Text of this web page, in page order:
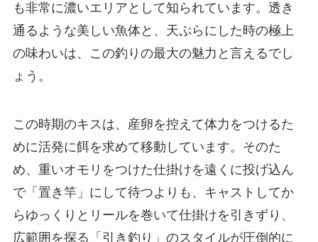
も非常に濃いエリアとして知られています。透き
通るような美しい魚体と、天ぷらにした時の極上
の味わいは、この釣りの最大の魅力と言えるでし
ょう。
この時期のキスは、産卵を控えて体力をつけるた
めに活発に餌を求めて移動しています。そのた
め、重いオモリをつけた仕掛けを遠くに投げ込ん
で「置き竿」にして待つよりも、キャストしてか
らゆっくりとリールを巻いて仕掛けを引きずり、
広範囲を探る「引き釣り」のスタイルが圧倒的に